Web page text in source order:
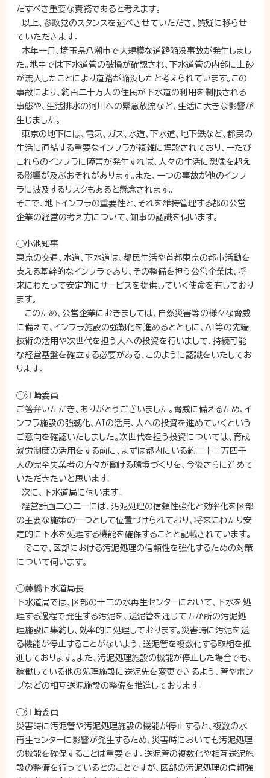
たすべき重要な責務であると考えます。
以上、参政党のスタンスを述べさせていただき、質疑に移らせ
ていただきます。
本年一月、埼玉県八潮市で大規模な道路陥没事故が発生しまし
た。地中では下水道管の破損が確認され、下水道管の内部に土砂
が流入したことにより道路が陥没したと考えられています。この
事故により、約百二十万人の住民が下水道の利用を制限される
事態や、生活排水の河川への緊急放流など、生活に大きな影響が
生じました。
東京の地下には、電気、ガス、水道、下水道、地下鉄など、都民の
生活に直結する重要なインフラが複雑に埋設されており、一たび
これらのインフラに障害が発生すれば、人々の生活に想像を超え
る影響が及ぶおそれがあります。また、一つの事故が他のインフ
ラに波及するリスクもあると懸念されます。
そこで、地下インフラの重要性と、それを維持管理する都の公営
企業の経営の考え方について、知事の認識を伺います。
◯小池知事
東京の交通、水道、下水道は、都民生活や首都東京の都市活動を
支える基幹的なインフラであり、その整備を担う公営企業は、将
来にわたって安定的にサービスを提供していく使命を有しており
ます。
このため、公営企業におきましては、自然災害等の様々な脅威
に備えて、インフラ施設の強靱化を進めるとともに、ＡＩ等の先端
技術の活用や次世代を担う人への投資を行いまして、持続可能
な経営基盤を確立する必要がある、このように認識をいたしてお
ります。
◯江崎委員
ご答弁いただき、ありがとうございました。脅威に備えるため、イ
ンフラ施設の強靱化、ＡＩの活用、人への投資を進めていくという
ご意向を確認いたしました。次世代を担う投資については、育成
就労制度の活用をする前に、まずは都内にいる約二十二万四千
人の完全失業者の方々が働ける環境づくりを、今後さらに進めて
いただきたいと思います。
次に、下水道局に伺います。
経営計画二〇二一には、汚泥処理の信頼性強化と効率化を区部
の主要な施策の一つとして位置づけられており、将来にわたり安
定的に下水を処理する機能を確保することと記載されています。
そこで、区部における汚泥処理の信頼性を強化するための対策
について伺います。
◯藤橋下水道局長
下水道局では、区部の十三の水再生センターにおいて、下水を処
理する過程で発生する汚泥を、送泥管を通じて五か所の汚泥処
理施設に集約し、効率的に処理しております。災害時に汚泥を送
る機能が停止することがないよう、送泥管を複数化する取組を推
進しております。また、汚泥処理施設の機能が停止した場合でも、
稼働している他の処理施設に送泥先を変更できるよう、管やポン
プなどの相互送泥施設の整備を推進しております。
◯江崎委員
災害時に汚泥管や汚泥処理施設の機能が停止すると、複数の水
再生センターに影響が発生するため、災害時においても汚泥処理
の機能を確保することは重要です。送泥管の複数化や相互送泥施
設の整備を行っているとのことですが、区部の汚泥処理の信頼強